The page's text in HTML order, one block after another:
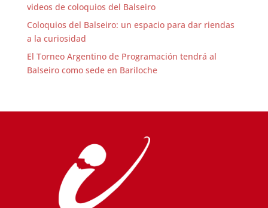
videos de coloquios del Balseiro
Coloquios del Balseiro: un espacio para dar riendas
a la curiosidad
El Torneo Argentino de Programación tendrá al
Balseiro como sede en Bariloche